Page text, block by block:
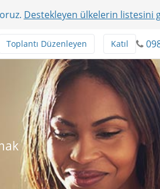
Destekleyen ülkelerin listesini
Katıl
Toplantı Düzenleyen